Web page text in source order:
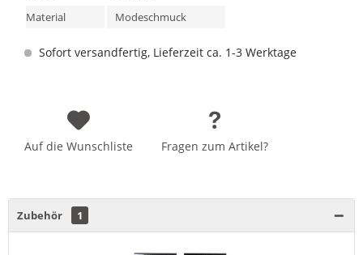
Material
Modeschmuck
Sofort versandfertig, Lieferzeit ca. 1-3 Werktage
Auf die Wunschliste Fragen zum Artikel?
Zubehör 1